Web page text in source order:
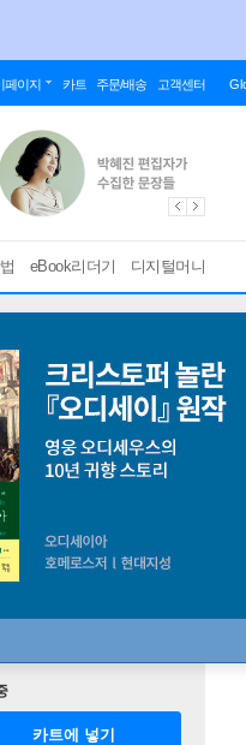
페이지 카트 주문/배송 고객센터
eBook리더기 디지털머니
마트한 PDF 필기 기능을 사용해
카트에 넣기